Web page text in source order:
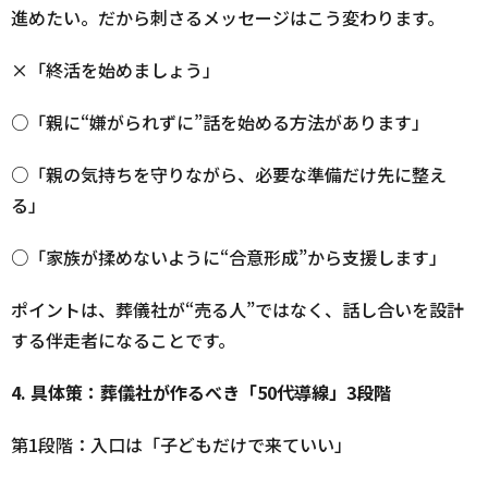
進めたい。だから刺さるメッセージはこう変わります。
×「終活を始めましょう」
○「親に“嫌がられずに”話を始める方法があります」
○「親の気持ちを守りながら、必要な準備だけ先に整え
る」
○「家族が揉めないように“合意形成”から支援します」
ポイントは、葬儀社が“売る人”ではなく、話し合いを設計
する伴走者になることです。
4. 具体策：葬儀社が作るべき「50代導線」3段階
第1段階：入口は「子どもだけで来ていい」